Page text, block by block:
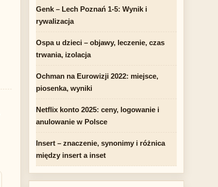
Genk – Lech Poznań 1-5: Wynik i
rywalizacja
Ospa u dzieci – objawy, leczenie, czas
trwania, izolacja
Ochman na Eurowizji 2022: miejsce,
piosenka, wyniki
Netflix konto 2025: ceny, logowanie i
anulowanie w Polsce
Insert – znaczenie, synonimy i różnica
między insert a inset